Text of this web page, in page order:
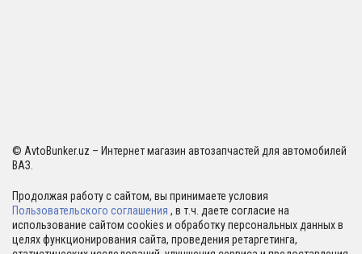
© AvtoBunker.uz – Интернет магазин автозапчастей для автомобилей
ВАЗ.
Продолжая работу с сайтом, вы принимаете условия
Пользовательского соглашения , в т.ч. даете согласие на
использование сайтом cookies и обработку персональных данных в
целях функционирования сайта, проведения ретаргетинга,